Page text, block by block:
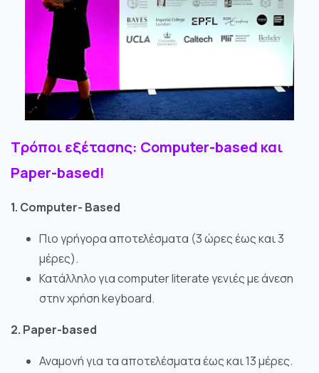
Τρόποιεξέτασης: Computer-based και
Paper-based!
1. Computer- Based
Πιο γρήγορα αποτελέσματα (3 ώρες έως και 3
μέρες).
Κατάλληλο για computer literate γενιές με άνεση
στην χρήση keyboard.
2. Paper-based
Αναμονή για τα αποτελέσματα έως και 13 μέρες.